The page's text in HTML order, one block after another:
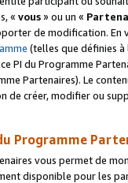
« vous» ou un «
de modification. En
(telles que définies
PI du Programme
Partenaires). Le
de créer, modifier ou
Programme
vous permet de
disponible pour les